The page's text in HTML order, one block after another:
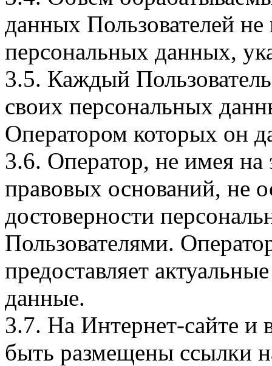
данных Пользователей
персональных данных,
3.5. Каждый
своих персональных
Оператором которых он
3.6. Оператор, не имея
правовых оснований, не
достоверности
Пользователями.
предоставляет
данные.
3.7. На Интернет-сайте
быть размещены ссылки